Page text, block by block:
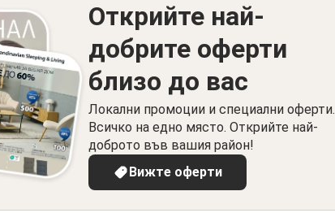
Открийте най-
добрите оферти
близо до вас
Локални промоции и специални оферти.
Всичко на едно място. Открийте най-
доброто във вашия район!
Вижте оферти